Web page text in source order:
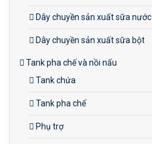
Dây chuyền sản xuất sữa nước
Dây chuyền sản xuất sữa bột
Tank pha chế và nồi nấu
Tank chứa
Tank pha chế
Phụ trợ